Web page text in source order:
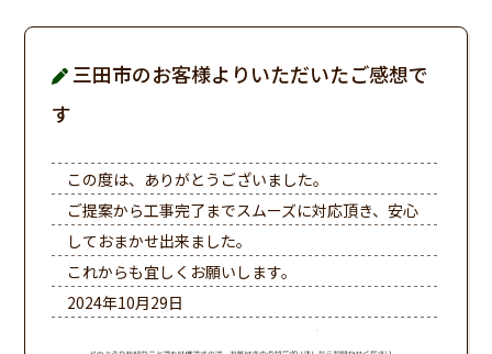
三田市のお客様よりいただいたご感想で
す
この度は、ありがとうございました。
ご提案から工事完了までスムーズに対応頂き、安心
しておまかせ出来ました。
これからも宜しくお願いします。
2024年10月29日